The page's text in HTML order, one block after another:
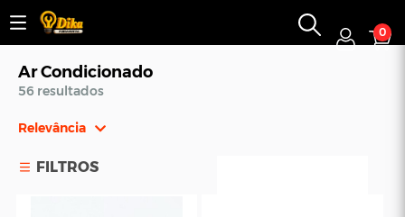
0
Ar Condicionado
56 resultados
Relevância
FILTROS